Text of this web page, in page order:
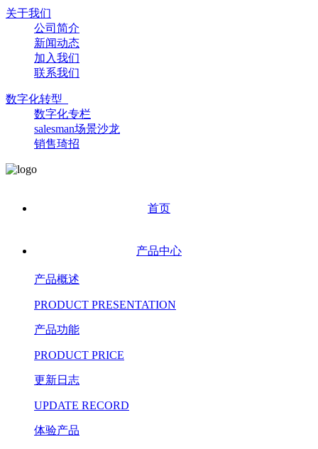
关于我们
公司简介
新闻动态
加入我们
联系我们
数字化转型
数字化专栏
salesman场景沙龙
销售琦招
首页
产品中心
产品概述
PRODUCT PRESENTATION
产品功能
PRODUCT PRICE
更新日志
UPDATE RECORD
体验产品